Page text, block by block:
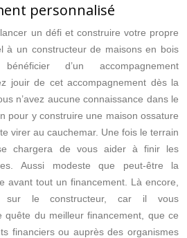
personnalisé
un défi et construire votre propre
à un constructeur de maisons en bois
d’un accompagnement
jouir de cet accompagnement dès la
n’avez aucune connaissance dans le
pour y construire une maison ossature
virer au cauchemar. Une fois le terrain
chargera de vous aider à finir les
Aussi modeste que peut-être la
avant tout un financement. Là encore,
sur le constructeur, car il vous
quête du meilleur financement, que ce
financiers ou auprès des organismes